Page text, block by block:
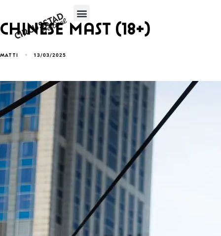
inhoud
Chinese mast (18+)
MATTI 13/03/2025